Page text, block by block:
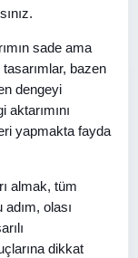
sade ama
bazen
dengeyi
yapmakta fayda
almak, tüm
olası
dikkat